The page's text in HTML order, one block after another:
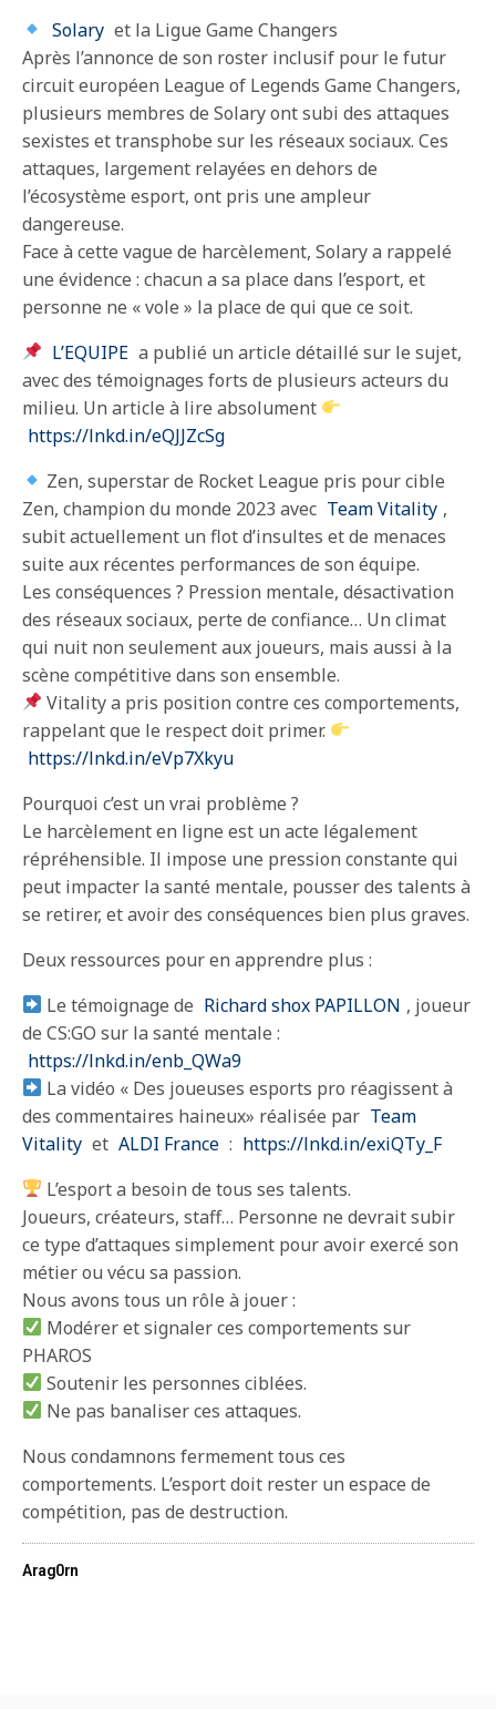
Solary et la Ligue Game Changers
Après l’annonce de son roster inclusif pour le futur
circuit européen League of Legends Game Changers,
plusieurs membres de Solary ont subi des attaques
sexistes et transphobe sur les réseaux sociaux. Ces
attaques, largement relayées en dehors de
l’écosystème esport, ont pris une ampleur
dangereuse.
Face à cette vague de harcèlement, Solary a rappelé
une évidence : chacun a sa place dans l’esport, et
personne ne « vole » la place de qui que ce soit.
L’EQUIPE a publié un article détaillé sur le sujet,
avec des témoignages forts de plusieurs acteurs du
milieu. Un article à lire absolument
https://lnkd.in/eQJJZcSg
Zen, superstar de Rocket League pris pour cible
Zen, champion du monde 2023 avec Team Vitality ,
subit actuellement un flot d’insultes et de menaces
suite aux récentes performances de son équipe.
Les conséquences ? Pression mentale, désactivation
des réseaux sociaux, perte de confiance… Un climat
qui nuit non seulement aux joueurs, mais aussi à la
scène compétitive dans son ensemble.
Vitality a pris position contre ces comportements,
rappelant que le respect doit primer.
https://lnkd.in/eVp7Xkyu
Pourquoi c’est un vrai problème ?
Le harcèlement en ligne est un acte légalement
répréhensible. Il impose une pression constante qui
peut impacter la santé mentale, pousser des talents à
se retirer, et avoir des conséquences bien plus graves.
Deux ressources pour en apprendre plus :
Le témoignage de Richard shox PAPILLON , joueur
de CS:GO sur la santé mentale :
https://lnkd.in/enb_QWa9
La vidéo « Des joueuses esports pro réagissent à
des commentaires haineux» réalisée par Team
Vitality et ALDI France : https://lnkd.in/exiQTy_F
L’esport a besoin de tous ses talents.
Joueurs, créateurs, staff… Personne ne devrait subir
ce type d’attaques simplement pour avoir exercé son
métier ou vécu sa passion.
Nous avons tous un rôle à jouer :
Modérer et signaler ces comportements sur
PHAROS
Soutenir les personnes ciblées.
Ne pas banaliser ces attaques.
Nous condamnons fermement tous ces
comportements. L’esport doit rester un espace de
compétition, pas de destruction.
Arag0rn